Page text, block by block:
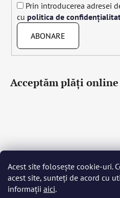
Acest site folosește cookie-uri.
acest site, sunteți de acord cu
informații aici.
Prin introducerea adresei
cu politica de
ABONARE
Acceptăm plăţi online
Čeština Slovenčina
Język polski
Română
Português